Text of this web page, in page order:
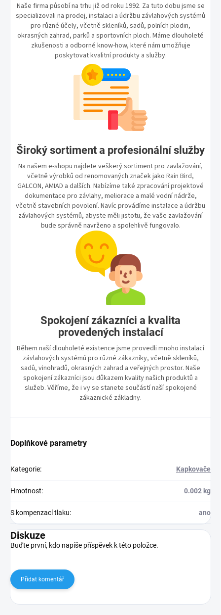
Naše firma působí na trhu již od roku 1992. Za tuto dobu jsme se
specializovali na prodej, instalaci a údržbu závlahových systémů
pro různé účely, včetně skleníků, sadů, polních plodin,
okrasných zahrad, parků a sportovních ploch. Máme dlouholeté
zkušenosti a odborné know-how, které nám umožňuje
poskytovat kvalitní produkty a služby.
Široký sortiment a profesionální služby
Na našem e-shopu najdete veškerý sortiment pro zavlažování,
včetně výrobků od renomovaných značek jako Rain Bird,
GALCON, AMIAD a dalších. Nabízíme také zpracování projektové
dokumentace pro závlahy, meliorace a malé vodní nádrže,
včetně stavebních povolení. Navíc provádíme instalace a údržbu
závlahových systémů, abyste měli jistotu, že vaše zavlažování
bude správně navrženo a spolehlivě fungovalo.
Spokojení zákazníci a kvalita
provedených instalací
Během naší dlouholeté existence jsme provedli mnoho instalací
závlahových systémů pro různé zákazníky, včetně skleníků,
sadů, vinohradů, okrasných zahrad a veřejných prostor. Naše
spokojení zákazníci jsou důkazem kvality našich produktů a
služeb. Věříme, že i vy se stanete součástí naší spokojené
zákaznické základny.
Doplňkové parametry
Kategorie: Kapkovače
Hmotnost: 0.002 kg
S kompenzací tlaku: ano
Diskuze
Buďte první, kdo napíše příspěvek k této položce.
Přidat komentář